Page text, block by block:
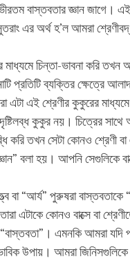
বাস্তবতার জ্ঞান জাগে।
এর অর্থ হ’ল আমরা
চিন্তা-ভাবনা করি তখন
ব্যক্তির ক্ষেত্রে
এই শ্রেণীর কুকুরের
কুকুর নয়। চিত্রের সাথে
করি তখন সেটা কোনও শ্রেণী
বলা হয়। আপনি সেগুলিকে
“আর্য” পুরুষরা বাস্তবতাকে
এটাকে কোনও বাক্সে বা
এমনকি আমরা
উপায়। আমরা জিনিসগুলিকে